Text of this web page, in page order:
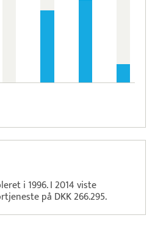
i 1996. I 2014 viste
på DKK 266.295.